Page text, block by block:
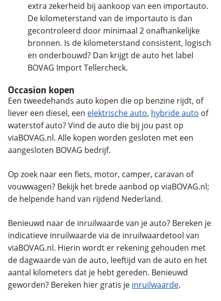
extra zekerheid bij aankoop van een importauto.
De kilometerstand van de importauto is dan
gecontroleerd door minimaal 2 onafhankelijke
bronnen. Is de kilometerstand consistent, logisch
en onderbouwd? Dan krijgt de auto het label
BOVAG Import Tellercheck.
Occasion kopen
Een tweedehands auto kopen die op benzine rijdt, of
liever een diesel, een elektrische auto, hybride auto of
waterstof auto? Vind de auto die bij jou past op
viaBOVAG.nl. Alle kopen worden gesloten met een
aangesloten BOVAG bedrijf.
Op zoek naar een fiets, motor, camper, caravan of
vouwwagen? Bekijk het brede aanbod op viaBOVAG.nl;
de helpende hand van rijdend Nederland.
Benieuwd naar de inruilwaarde van je auto? Bereken je
indicatieve inruilwaarde via de inruilwaardetool van
viaBOVAG.nl. Hierin wordt er rekening gehouden met
de dagwaarde van de auto, leeftijd van de auto en het
aantal kilometers dat je hebt gereden. Benieuwd
geworden? Bereken hier gratis je inruilwaarde.